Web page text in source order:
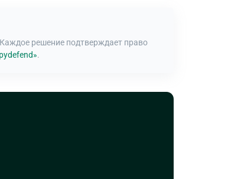
решение подтверждает право
.